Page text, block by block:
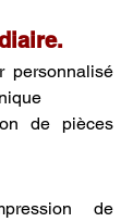
personnalisé
de pièces
de